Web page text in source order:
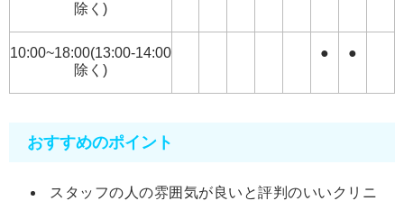
除く)
10:00~18:00(13:00-14:00
除く)
● ●
おすすめのポイント
スタッフの人の雰囲気が良いと評判のいいクリニ